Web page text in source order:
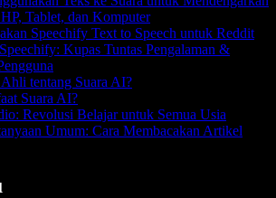
Tablet, dan Komputer
Speechify Text to Speech untuk Reddit
Kupas Tuntas Pengalaman &
tentang Suara AI?
Suara AI?
Revolusi Belajar untuk Semua Usia
Umum: Cara Membacakan Artikel